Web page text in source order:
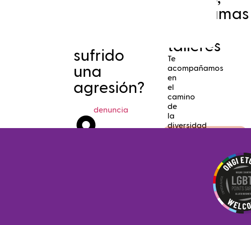
sufrido
una
agresión?
denuncia
programas
talleres
Te
acompañamos
en
el
camino
de
la
diversidad
HARROkids
estereotipos